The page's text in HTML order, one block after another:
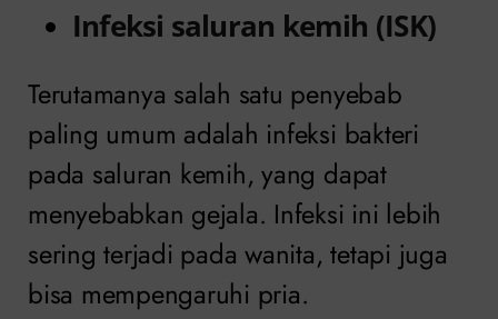
Infeksi saluran kemih (ISK)
Terutamanya salah satu penyebab
paling umum adalah infeksi bakteri
pada saluran kemih, yang dapat
menyebabkan gejala. Infeksi ini lebih
sering terjadi pada wanita, tetapi juga
bisa mempengaruhi pria.